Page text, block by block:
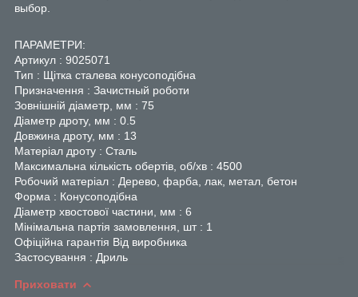
выбор.
ПАРАМЕТРИ:
Артикул : 9025071
Тип : Щітка сталева конусоподібна
Призначення : Зачистный роботи
Зовнішній діаметр, мм : 75
Діаметр дроту, мм : 0.5
Довжина дроту, мм : 13
Матеріал дроту : Сталь
Максимальна кількість обертів, об/хв : 4500
Робочий матеріал : Дерево, фарба, лак, метал, бетон
Форма : Конусоподібна
Діаметр хвостової частини, мм : 6
Мінімальна партія замовлення, шт : 1
Офіційна гарантія Від виробника
Застосування : Дриль
Приховати